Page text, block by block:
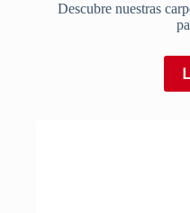
Descubre nuestras